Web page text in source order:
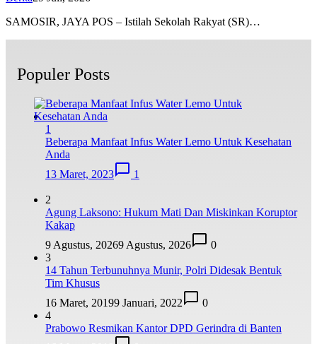
SAMOSIR, JAYA POS – Istilah Sekolah Rakyat (SR)…
Populer Posts
1
Beberapa Manfaat Infus Water Lemo Untuk Kesehatan
Anda
13 Maret, 2023
1
2
Agung Laksono: Hukum Mati Dan Miskinkan Koruptor
Kakap
9 Agustus, 20269 Agustus, 2026
0
3
14 Tahun Terbunuhnya Munir, Polri Didesak Bentuk
Tim Khusus
16 Maret, 20199 Januari, 2022
0
4
Prabowo Resmikan Kantor DPD Gerindra di Banten